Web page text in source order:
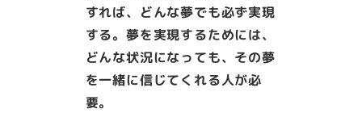
すれば、どんな夢でも必ず実現
する。夢を実現するためには、
どんな状況になっても、その夢
を一緒に信じてくれる人が必
要。